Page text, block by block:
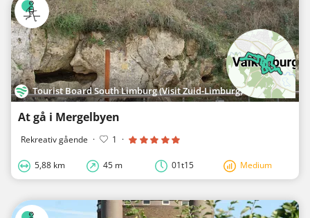
Tourist Board South Limburg (Visit Zuid-Limburg)
At gå i Mergelbyen
Rekreativ gående · 1 ·
5,88 km 45 m 01t15 Medium